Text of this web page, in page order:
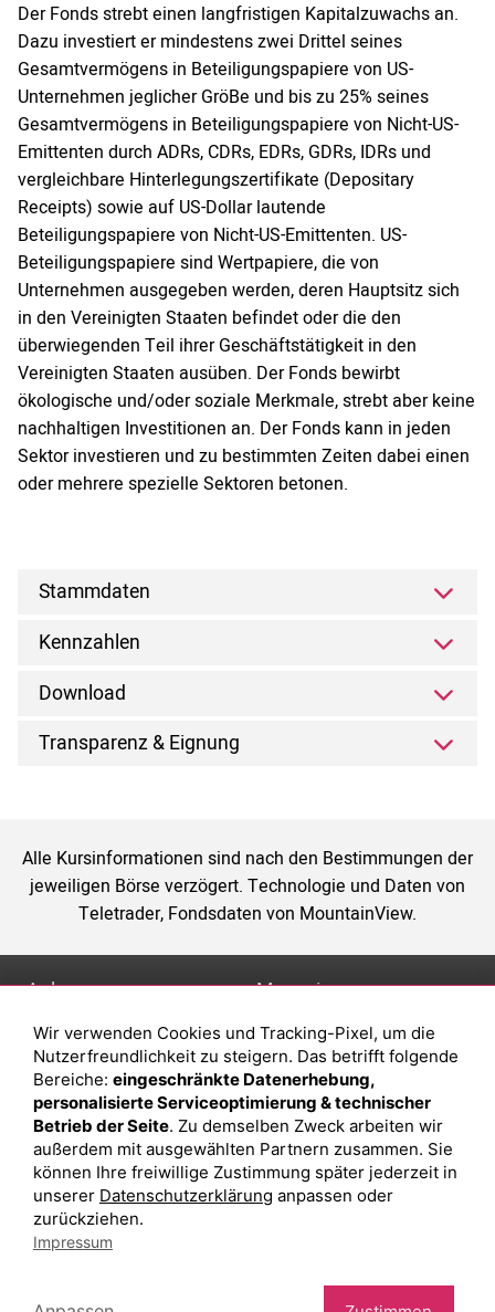
Der Fonds strebt einen langfristigen Kapitalzuwachs an.
Dazu investiert er mindestens zwei Drittel seines
Gesamtvermögens in Beteiligungspapiere von US-
Unternehmen jeglicher GröBe und bis zu 25% seines
Gesamtvermögens in Beteiligungspapiere von Nicht-US-
Emittenten durch ADRs, CDRs, EDRs, GDRs, IDRs und
vergleichbare Hinterlegungszertifikate (Depositary
Receipts) sowie auf US-Dollar lautende
Beteiligungspapiere von Nicht-US-Emittenten. US-
Beteiligungspapiere sind Wertpapiere, die von
Unternehmen ausgegeben werden, deren Hauptsitz sich
in den Vereinigten Staaten befindet oder die den
überwiegenden Teil ihrer Geschäftstätigkeit in den
Vereinigten Staaten ausüben. Der Fonds bewirbt
ökologische und/oder soziale Merkmale, strebt aber keine
nachhaltigen Investitionen an. Der Fonds kann in jeden
Sektor investieren und zu bestimmten Zeiten dabei einen
oder mehrere spezielle Sektoren betonen.
Stammdaten
Kennzahlen
Download
Transparenz & Eignung
Alle Kursinformationen sind nach den Bestimmungen der
jeweiligen Börse verzögert. Technologie und Daten von
Teletrader, Fondsdaten von MountainView.
Anlage
Depot eröffnen
Depot vergleichen
Junior Depot
Top-Seller-Fonds
Top-Fonds
Fonds-Suche
Magazin
Was sind sind ETFs?
Sparplan Vorteile
Was ist ein Fonds?
Wir verwenden Cookies und Tracking-Pixel, um die
Nutzerfreundlichkeit zu steigern. Das betrifft folgende
Bereiche: eingeschränkte Datenerhebung,
personalisierte Serviceoptimierung & technischer
Betrieb der Seite. Zu demselben Zweck arbeiten wir
außerdem mit ausgewählten Partnern zusammen. Sie
können Ihre freiwillige Zustimmung später jederzeit in
unserer Datenschutzerklärung anpassen oder
zurückziehen.
Impressum